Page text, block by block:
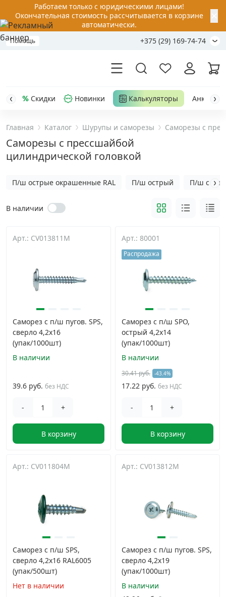
Работаем только с юридическими лицами!
Окончательная стоимость рассчитывается в корзине
автоматически.
Помощь +375 (29) 169-74-74
Акции
Распродажа
Уценка
Анкерная техника
Дюбельная техника
Кабельный крепеж
Заклепки
Химический крепеж
Гвозди и скобы
Шурупы и саморезы ›
Комплекты и наборы крепежа
Метрический крепеж
Электро и бензоинструмент, оборудование
Скидки Новинки Калькуляторы Анкер-
Главная Каталог Шурупы и саморезы Саморезы с
Саморезы с прессшайбой
цилиндрической головкой
П/ш острые окрашенные RAL П/ш острый П/ш с
В наличии
Арт.: CV013811M
Саморез с п/ш пугов. SPS,
сверло 4,2х16
(упак/1000шт)
В наличии
39.6 руб. без НДС
- +
В корзину
Арт.: 80001
Распродажа
Саморез с п/ш SPO,
острый 4,2х14
(упак/1000шт)
В наличии
30.41 руб. -43.4%
17.22 руб. без НДС
- +
В корзину
Арт.: CV011804M
Саморез с п/ш SPS,
сверло 4,2x16 RAL6005
(упак/500шт)
Нет в наличии
Арт.: CV013812M
Саморез с п/ш пугов. SPS,
сверло 4,2х19
(упак/1000шт)
В наличии